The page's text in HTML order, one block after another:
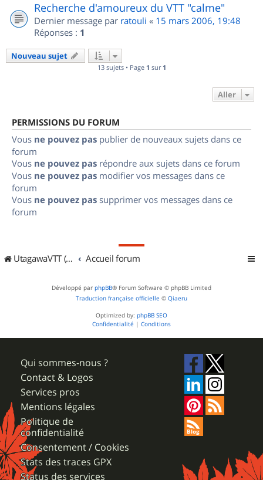
Recherche d'amoureux du VTT "calme"
Dernier message par ratouli « 15 mars 2006, 19:48
Réponses : 1
Nouveau sujet
13 sujets • Page 1 sur 1
Aller
PERMISSIONS DU FORUM
Vous ne pouvez pas publier de nouveaux sujets dans ce
forum
Vous ne pouvez pas répondre aux sujets dans ce forum
Vous ne pouvez pas modifier vos messages dans ce
forum
Vous ne pouvez pas supprimer vos messages dans ce
forum
UtagawaVTT (Randos VTT et VTTAE avec traces GPS) Accueil forum
Développé par phpBB® Forum Software © phpBB Limited
Traduction française officielle © Qiaeru
Optimized by: phpBB SEO
Confidentialité | Conditions
Qui sommes-nous ?
Contact & Logos
Services pros
Mentions légales
Politique de
confidentialité
Consentement / Cookies
Stats des traces GPX
Status des services